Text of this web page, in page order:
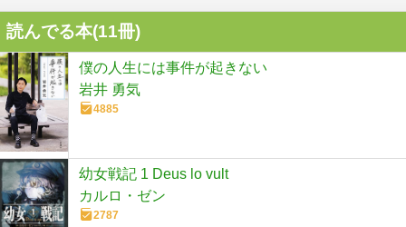
読んでる本(11冊)
僕の人生には事件が起きない
岩井 勇気
4885
幼女戦記 1 Deus lo vult
カルロ・ゼン
2787